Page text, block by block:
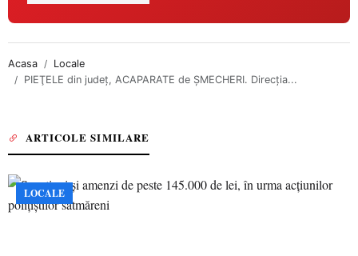
Acasa
Locale
PIEŢELE din judeţ, ACAPARATE de ŞMECHERI. Direcţia...
ARTICOLE SIMILARE
LOCALE